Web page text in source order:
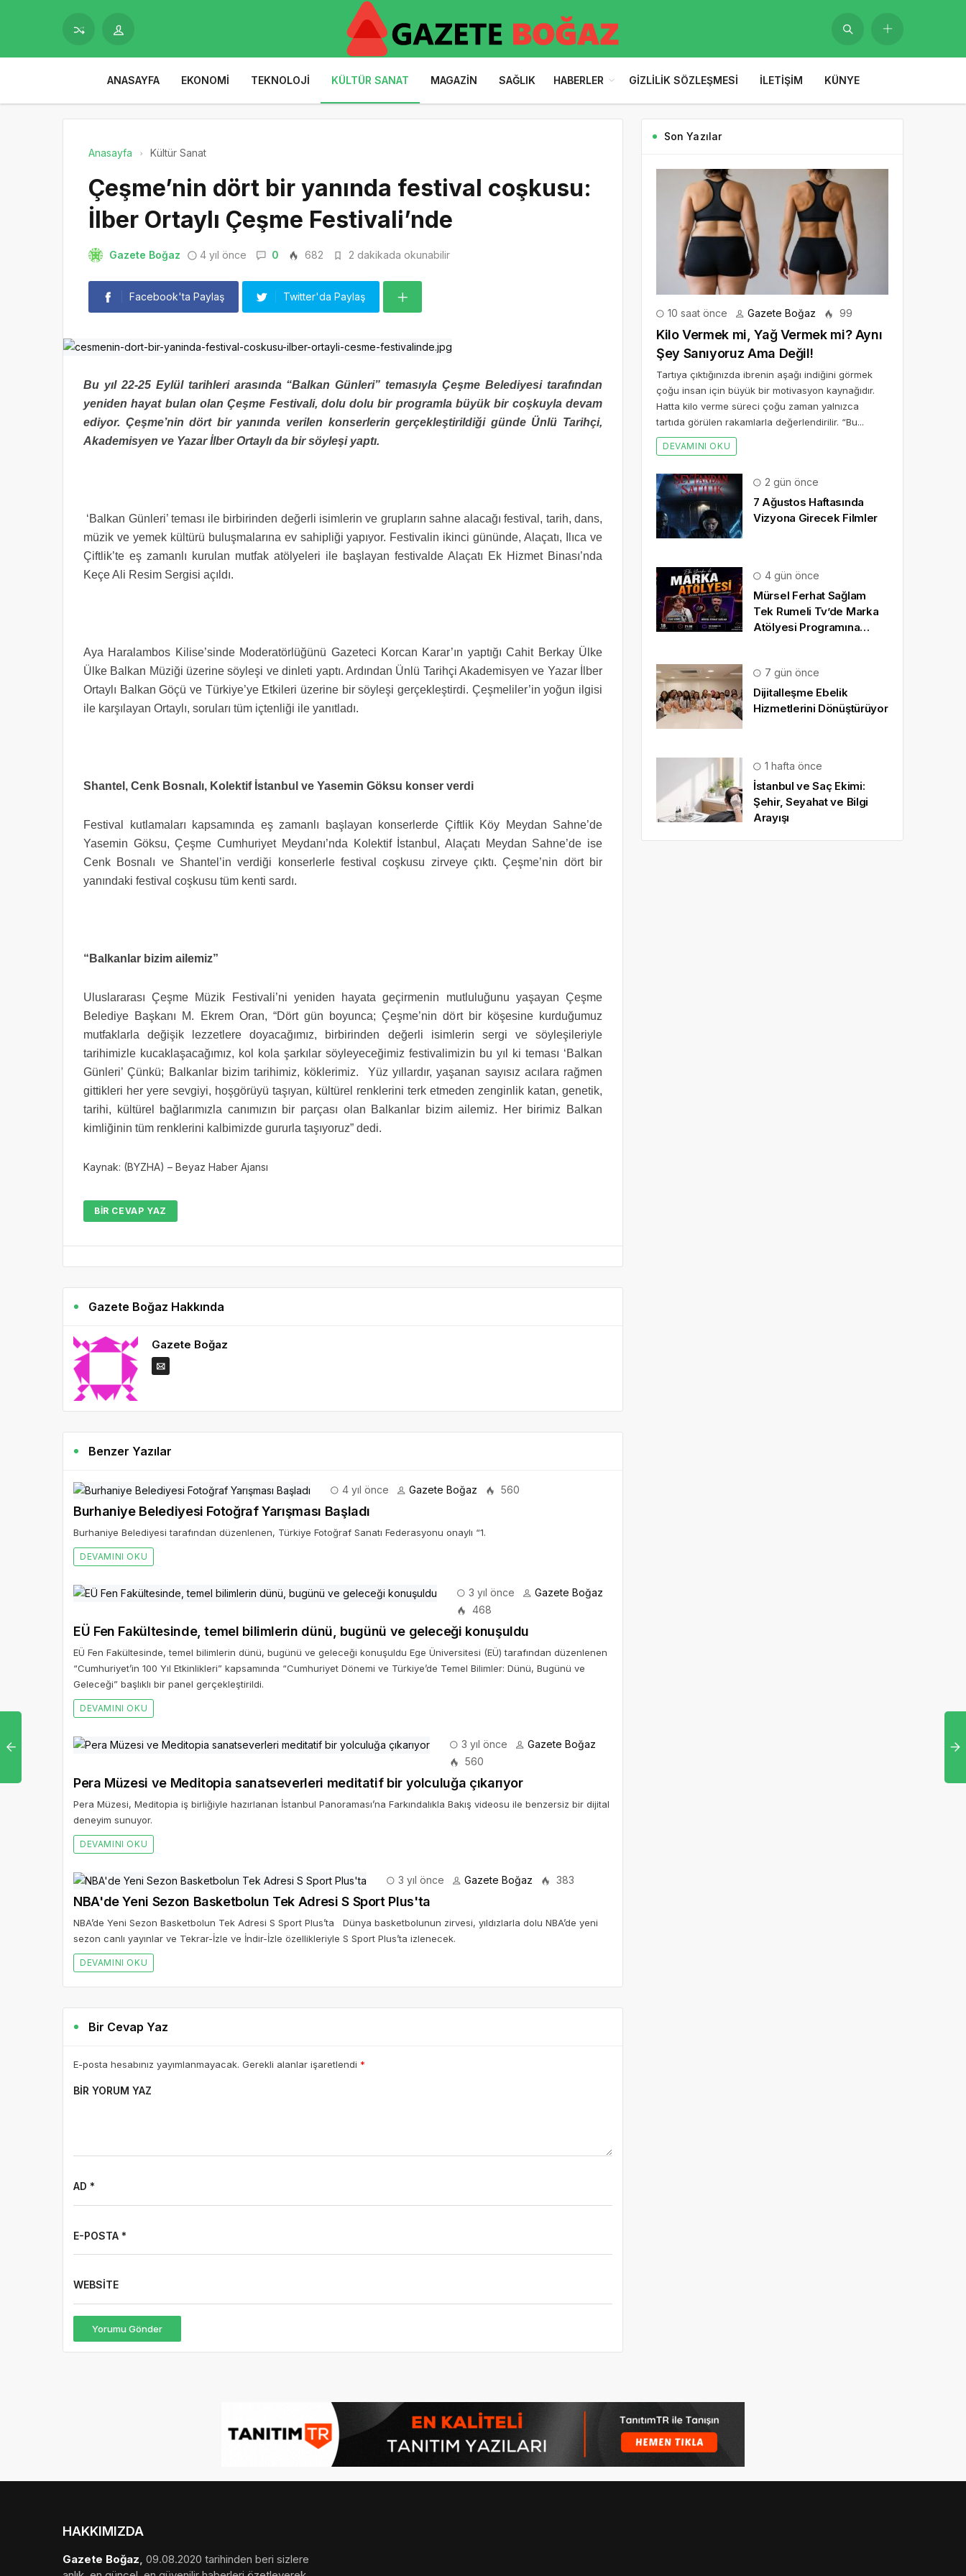
ANASAYFA EKONOMI TEKNOLOJI KÜLTÜR SANAT MAGAZIN SAĞLIK HABERLER GIZLILIK SÖZLEŞMESI İLETIŞIM KÜNYE
Anasayfa Kültür Sanat
Çeşme’nin dört bir yanında festival coşkusu:
İlber Ortaylı Çeşme Festivali’nde
Gazete Boğaz 4 yıl önce 0 682 2 dakikada okunabilir
Facebook'ta Paylaş Twitter'da Paylaş
Bu yıl 22-25 Eylül tarihleri arasında “Balkan Günleri” temasıyla Çeşme Belediyesi tarafından
yeniden hayat bulan olan Çeşme Festivali, dolu dolu bir programla büyük bir coşkuyla devam
ediyor. Çeşme’nin dört bir yanında verilen konserlerin gerçekleştirildiği günde Ünlü Tarihçi,
Akademisyen ve Yazar İlber Ortaylı da bir söyleşi yaptı.
‘Balkan Günleri’ teması ile birbirinden değerli isimlerin ve grupların sahne alacağı festival, tarih, dans,
müzik ve yemek kültürü buluşmalarına ev sahipliği yapıyor. Festivalin ikinci gününde, Alaçatı, Ilıca ve
Çiftlik’te eş zamanlı kurulan mutfak atölyeleri ile başlayan festivalde Alaçatı Ek Hizmet Binası’nda
Keçe Ali Resim Sergisi açıldı.
Aya Haralambos Kilise’sinde Moderatörlüğünü Gazeteci Korcan Karar’ın yaptığı Cahit Berkay Ülke
Ülke Balkan Müziği üzerine söyleşi ve dinleti yaptı. Ardından Ünlü Tarihçi Akademisyen ve Yazar İlber
Ortaylı Balkan Göçü ve Türkiye’ye Etkileri üzerine bir söyleşi gerçekleştirdi. Çeşmeliler’in yoğun ilgisi
ile karşılayan Ortaylı, soruları tüm içtenliği ile yanıtladı.
Shantel, Cenk Bosnalı, Kolektif İstanbul ve Yasemin Göksu konser verdi
Festival kutlamaları kapsamında eş zamanlı başlayan konserlerde Çiftlik Köy Meydan Sahne’de
Yasemin Göksu, Çeşme Cumhuriyet Meydanı’nda Kolektif İstanbul, Alaçatı Meydan Sahne’de ise
Cenk Bosnalı ve Shantel’in verdiği konserlerle festival coşkusu zirveye çıktı. Çeşme’nin dört bir
yanındaki festival coşkusu tüm kenti sardı.
“Balkanlar bizim ailemiz”
Uluslararası Çeşme Müzik Festivali’ni yeniden hayata geçirmenin mutluluğunu yaşayan Çeşme
Belediye Başkanı M. Ekrem Oran, “Dört gün boyunca; Çeşme’nin dört bir köşesine kurduğumuz
mutfaklarla değişik lezzetlere doyacağımız, birbirinden değerli isimlerin sergi ve söyleşileriyle
tarihimizle kucaklaşacağımız, kol kola şarkılar söyleyeceğimiz festivalimizin bu yıl ki teması ‘Balkan
Günleri’ Çünkü; Balkanlar bizim tarihimiz, köklerimiz. Yüz yıllardır, yaşanan sayısız acılara rağmen
gittikleri her yere sevgiyi, hoşgörüyü taşıyan, kültürel renklerini terk etmeden zenginlik katan, genetik,
tarihi, kültürel bağlarımızla canımızın bir parçası olan Balkanlar bizim ailemiz. Her birimiz Balkan
kimliğinin tüm renklerini kalbimizde gururla taşıyoruz” dedi.
Kaynak: (BYZHA) – Beyaz Haber Ajansı
BIR CEVAP YAZ
Gazete Boğaz Hakkında
Gazete Boğaz
Benzer Yazılar
4 yıl önce Gazete Boğaz 560
Burhaniye Belediyesi Fotoğraf Yarışması Başladı
Burhaniye Belediyesi tarafından düzenlenen, Türkiye Fotoğraf Sanatı Federasyonu onaylı “1.
DEVAMINI OKU
3 yıl önce
Gazete Boğaz
468
EÜ Fen Fakültesinde, temel bilimlerin dünü, bugünü ve geleceği konuşuldu
EÜ Fen Fakültesinde, temel bilimlerin dünü, bugünü ve geleceği konuşuldu Ege Üniversitesi (EÜ) tarafından düzenlenen
“Cumhuriyet’in 100 Yıl Etkinlikleri” kapsamında “Cumhuriyet Dönemi ve Türkiye’de Temel Bilimler: Dünü, Bugünü ve
Geleceği” başlıklı bir panel gerçekleştirildi.
DEVAMINI OKU
3 yıl önce
Gazete Boğaz
560
Pera Müzesi ve Meditopia sanatseverleri meditatif bir yolculuğa çıkarıyor
Pera Müzesi, Meditopia iş birliğiyle hazırlanan İstanbul Panoraması’na Farkındalıkla Bakış videosu ile benzersiz bir dijital
deneyim sunuyor.
DEVAMINI OKU
3 yıl önce Gazete Boğaz 383
NBA'de Yeni Sezon Basketbolun Tek Adresi S Sport Plus'ta
NBA’de Yeni Sezon Basketbolun Tek Adresi S Sport Plus’ta Dünya basketbolunun zirvesi, yıldızlarla dolu NBA’de yeni
sezon canlı yayınlar ve Tekrar-İzle ve İndir-İzle özellikleriyle S Sport Plus’ta izlenecek.
DEVAMINI OKU
Bir Cevap Yaz
E-posta hesabınız yayımlanmayacak. Gerekli alanlar işaretlendi *
BIR YORUM YAZ
AD *
E-POSTA *
WEBSITE
Yorumu Gönder
Son Yazılar
10 saat önce Gazete Boğaz 99
Kilo Vermek mi, Yağ Vermek mi? Aynı
Şey Sanıyoruz Ama Değil!
Tartıya çıktığınızda ibrenin aşağı indiğini görmek
çoğu insan için büyük bir motivasyon kaynağıdır.
Hatta kilo verme süreci çoğu zaman yalnızca
tartıda görülen rakamlarla değerlendirilir. “Bu...
DEVAMINI OKU
2 gün önce
7 Ağustos Haftasında
Vizyona Girecek Filmler
4 gün önce
Mürsel Ferhat Sağlam
Tek Rumeli Tv’de Marka
Atölyesi Programına
7 gün önce
Dijitalleşme Ebelik
Hizmetlerini Dönüştürüyor
1 hafta önce
İstanbul ve Saç Ekimi:
Şehir, Seyahat ve Bilgi
Arayışı
HAKKIMIZDA
Gazete Boğaz, 09.08.2020 tarihinden beri sizlere